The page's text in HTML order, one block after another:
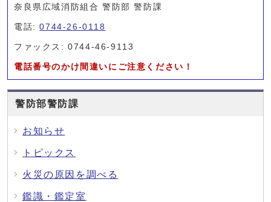
奈良県広域消防組合 警防部 警防課
電話:0744-26-0118
ファックス: 0744-46-9113
電話番号のかけ間違いにご注意ください！
警防部警防課
お知らせ
トピックス
火災の原因を調べる
鑑識・鑑定室